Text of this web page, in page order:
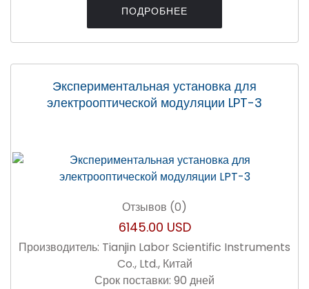
ПОДРОБНЕЕ
Экспериментальная установка для
электрооптической модуляции LPT-3
Отзывов (0)
6145.00 USD
Производитель: Tianjin Labor Scientific Instruments
Co., Ltd., Китай
Срок поставки: 90 дней